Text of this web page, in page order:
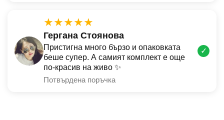
★★★★★
Гергана Стоянова
Пристигна много бързо и опаковката
беше супер. А самият комплект е още
по-красив на живо ✨
Потвърдена поръчка
✓